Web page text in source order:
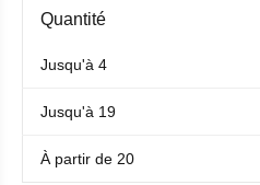
Quantité
Jusqu'à 4
Jusqu'à 19
À partir de 20